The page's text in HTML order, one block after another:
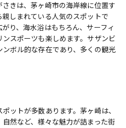
きは、茅ヶ崎市の海岸線に位置す
しまれている人気のスポットで
り、海水浴はもちろん、サーフィ
スポーツも楽しめます。サザンビ
ボル的な存在であり、多くの観光
ットが多数あります。茅ヶ崎は、
然など、様々な魅力が詰まった街